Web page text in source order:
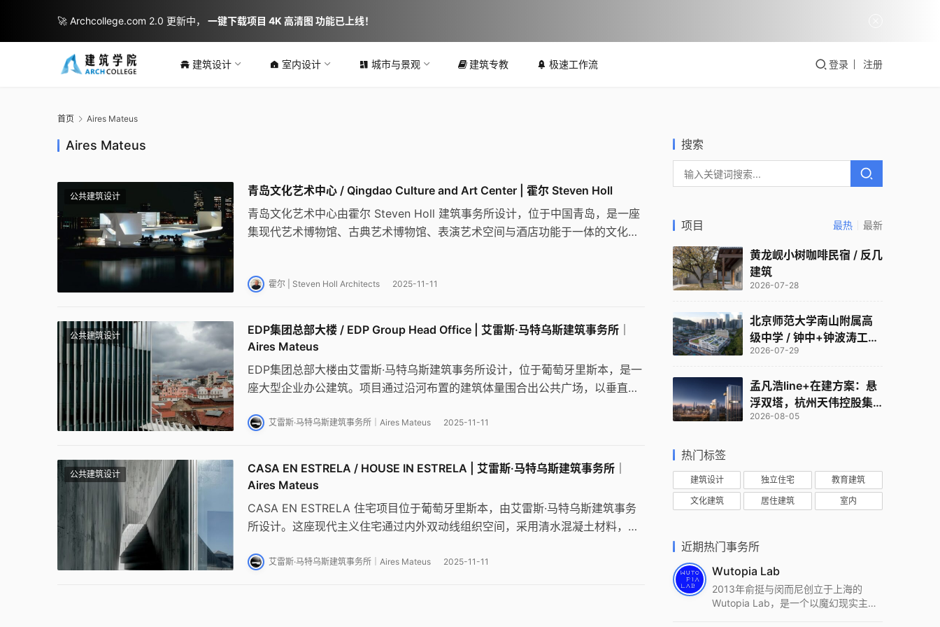
建筑设计 室内设计 城市与景观 建筑专教 极速工作流 登录 注册
首页 Aires Mateus
Aires Mateus
公共建筑设计
青岛文化艺术中心 / Qingdao Culture and Art Center | 霍尔 Steven Holl
青岛文化艺术中心由霍尔 Steven Holl 建筑事务所设计，位于中国青岛，是一座
集现代艺术博物馆、古典艺术博物馆、表演艺术空间与酒店功能于一体的文化建
霍尔 | Steven Holl Architects 2025-11-11
公共建筑设计
EDP集团总部大楼 / EDP Group Head Office | 艾雷斯·马特乌斯建筑事务所｜
Aires Mateus
EDP集团总部大楼由艾雷斯·马特乌斯建筑事务所设计，位于葡萄牙里斯本，是一
座大型企业办公建筑。项目通过沿河布置的建筑体量围合出公共广场，以垂直遮
艾雷斯·马特乌斯建筑事务所｜Aires Mateus 2025-11-11
公共建筑设计
CASA EN ESTRELA / HOUSE IN ESTRELA | 艾雷斯·马特乌斯建筑事务所｜
Aires Mateus
CASA EN ESTRELA 住宅项目位于葡萄牙里斯本，由艾雷斯·马特乌斯建筑事务
所设计。这座现代主义住宅通过内外双动线组织空间，采用清水混凝土材料，重
艾雷斯·马特乌斯建筑事务所｜Aires Mateus 2025-11-11
搜索
项目 最热 最新
黄龙岘小树咖啡民宿 / 反几
建筑
2026-07-28
北京师范大学南山附属高
级中学 / 钟中+钟波涛工作
室
2026-07-29
孟凡浩line+在建方案：悬
浮双塔，杭州天伟控股集
团总部
2026-08-05
热门标签
建筑设计 独立住宅 教育建筑
文化建筑 居住建筑 室内
近期热门事务所
Wutopia Lab
2013年俞挺与闵而尼创立于上海的
Wutopia Lab，是一个以魔幻现实主
🚀 Archcollege.com 2.0 更新中， 一键下载项目 4K 高清图 功能已上线！